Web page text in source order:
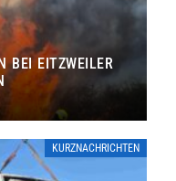
BEI EITZWEILER
KURZNACHRICHTEN